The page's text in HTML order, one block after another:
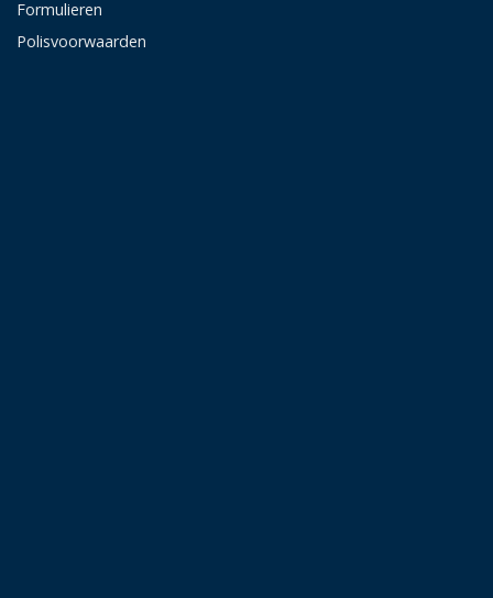
Formulieren
Polisvoorwaarden